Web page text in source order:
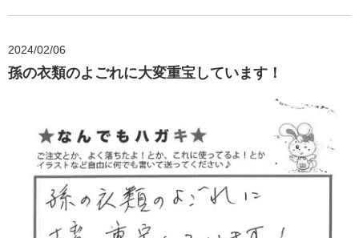
2024/02/06
孫の衣類のよごれに大変重宝しています！